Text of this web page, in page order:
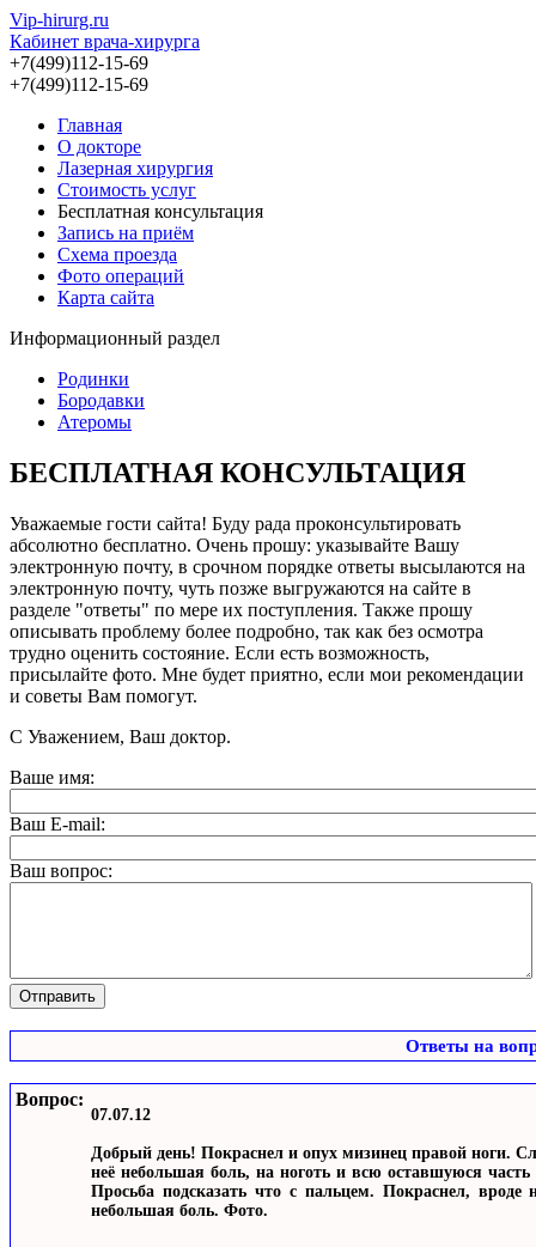
Vip-hirurg.ru
Кабинет врача-хирурга
+7(499)112-15-69
+7(499)112-15-69
Главная
О докторе
Лазерная хирургия
Стоимость услуг
Бесплатная консультация
Запись на приём
Схема проезда
Фото операций
Карта сайта
Информационный раздел
Родинки
Бородавки
Атеромы
БЕСПЛАТНАЯ КОНСУЛЬТАЦИЯ
Уважаемые гости сайта! Буду рада проконсультировать
абсолютно бесплатно. Очень прошу: указывайте Вашу
электронную почту, в срочном порядке ответы высылаются на
электронную почту, чуть позже выгружаются на сайте в
разделе "ответы" по мере их поступления. Также прошу
описывать проблему более подробно, так как без осмотра
трудно оценить состояние. Если есть возможность,
присылайте фото. Мне будет приятно, если мои рекомендации
и советы Вам помогут.
С Уважением, Ваш доктор.
Ваше имя:
Ваш E-mail:
Ваш вопрос:
Ответы на
Вопрос:
07.07.12
Добрый день! Покраснел и опух мизинец правой ноги.
неё небольшая боль, на ноготь и всю оставшуюся
Просьба подсказать что с пальцем. Покраснел,
небольшая боль. Фото.